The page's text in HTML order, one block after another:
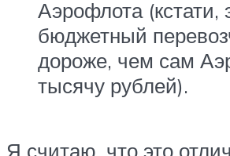
Аэрофлота (кстати,
бюджетный
дороже, чем сам
тысячу рублей).
Я считаю, что это